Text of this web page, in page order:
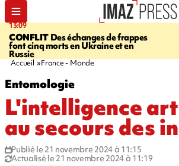
13:09
CONFLIT Des échanges de frappes
font cinq morts en Ukraine et en
Russie
Accueil France - Monde
Entomologie
L'intelligence
au secours des
Publié le 21 novembre 2024 à 11:15
Actualisé le 21 novembre 2024 à 11:19